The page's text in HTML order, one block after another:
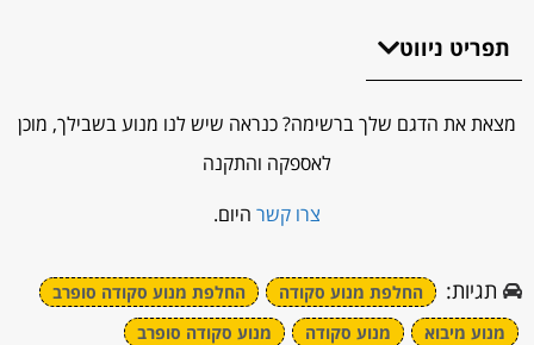
תפריט ניווט
מצאת את הדגם שלך ברשימה? כנראה שיש לנו מנוע בשבילך, מוכן
לאספקה והתקנה
צרו קשר היום.
תגיות: החלפת מנוע סקודה
החלפת מנוע סקודה סופרב
מנוע מיבוא
מנוע סקודה
מנוע סקודה סופרב